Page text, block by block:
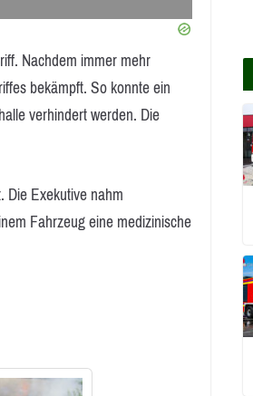
Nachdem immer mehr
bekämpft. So konnte ein
verhindert werden. Die
Exekutive nahm
Fahrzeug eine medizinische